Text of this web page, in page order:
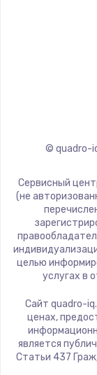
© quadro-
Сервисный
(не
целью
услугах в
Сайт quadro-
ценах,
является
Статьи 437